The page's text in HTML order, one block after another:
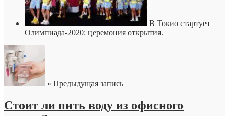
В Токио стартует
Олимпиада-2020: церемония открытия.
« Предыдущая запись
Стоит ли пить воду из офисного